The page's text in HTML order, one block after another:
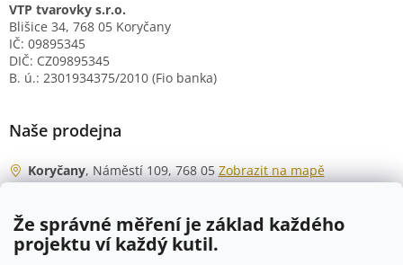
Že správné měření je základ každého
projektu ví každý kutil.
VTP tvarovky s.r.o.
Blišice 34, 768 05 Koryčany
IČ: 09895345
DIČ: CZ09895345
B. ú.: 2301934375/2010 (Fio banka)
Naše prodejna
Koryčany, Náměstí 109, 768 05 Zobrazit na mapě
Po - Čt
06:00 - 07:00
07:30 - 15:30